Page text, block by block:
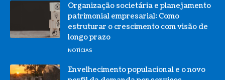
Organização societária e planejamento
patrimonial empresarial: Como
estruturar o crescimento com visão de
longo prazo
NOTÍCIAS
Envelhecimento populacional e o novo